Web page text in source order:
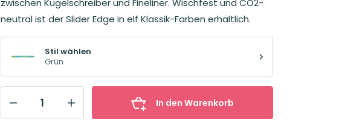
zwischen Kugelschreiber und Fineliner. Wischfest und CO2-
neutral ist der Slider Edge in elf Klassik-Farben erhältlich.
Stil wählen
Grün
Schneider
In den Warenkorb